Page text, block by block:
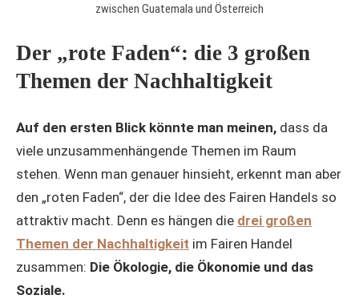
zwischen Guatemala und Österreich
Der „rote Faden“: die 3 großen
Themen der Nachhaltigkeit
Auf den ersten Blick könnte man meinen, dass da
viele unzusammenhängende Themen im Raum
stehen. Wenn man genauer hinsieht, erkennt man aber
den „roten Faden“, der die Idee des Fairen Handels so
attraktiv macht. Denn es hängen die drei großen
Themen der Nachhaltigkeit im Fairen Handel
zusammen: Die Ökologie, die Ökonomie und das
Soziale.